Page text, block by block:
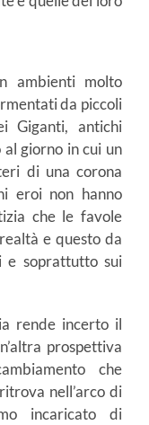
ambienti molto
da piccoli
Giganti, antichi
giorno in cui un
di una corona
eroi non hanno
che le favole
e questo da
e soprattutto sui
rende incerto il
prospettiva
che
nell’arco di
incaricato di